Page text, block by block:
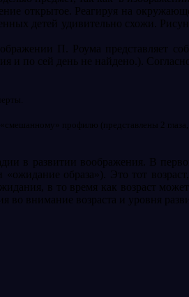
открытое. Реагируя на
детей удивительно схожи.
П. Роума представляет
по сей день не найдено.).
профилю (представлены 2
в развитии воображения. В
образа»). Это тот
в то время как возраст
во внимание возраста и уровня